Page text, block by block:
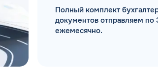
Полный комплект
документов отправляем
ежемесячно.